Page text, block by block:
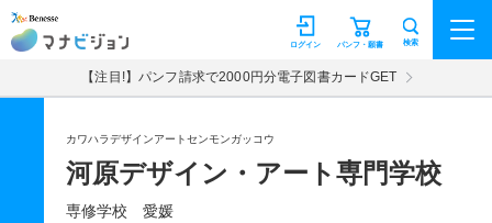
マナビジョン パンフ・願書
ログイン 検索
【注目!】パンフ請求で2000円分電子図書カードGET
カワハラデザインアートセンモンガッコウ
河原デザイン・アート専門学校
専修学校 愛媛